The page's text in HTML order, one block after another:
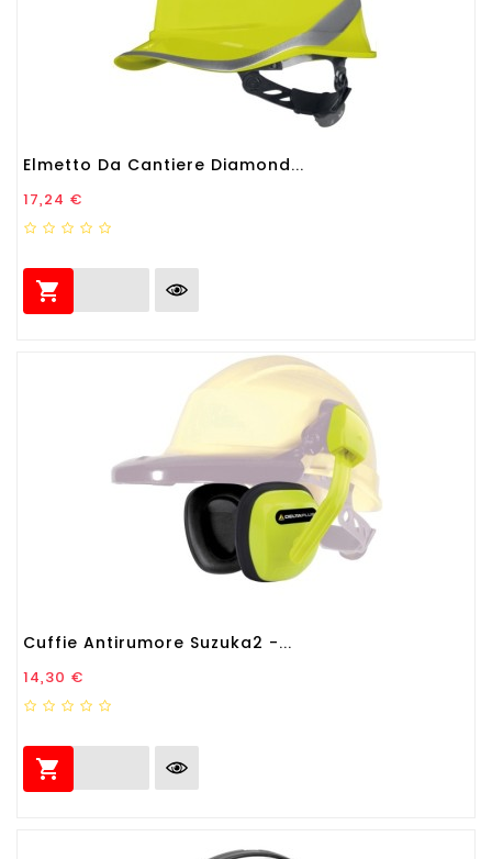
Elmetto Da Cantiere Diamond...
Prezzo
17,24 €

Cuffie Antirumore Suzuka2 -...
Prezzo
14,30 €
